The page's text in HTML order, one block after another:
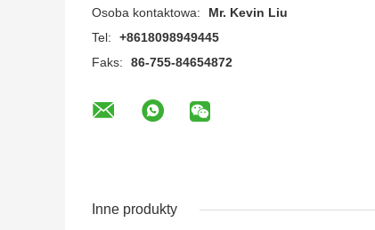
Osoba kontaktowa:
Mr. Kevin Liu
Tel:
+8618098949445
Faks:
86-755-84654872
Inne produkty